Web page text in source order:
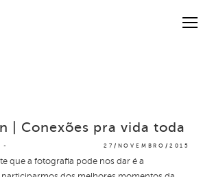
27/NOVEMBRO/2015
| Conexões pra vida toda
que a fotografia pode nos dar é a